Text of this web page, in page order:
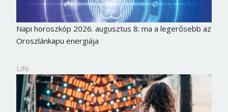
Napi horoszkóp 2026. augusztus 8: ma a legerősebb az
Oroszlánkapu energiája
Life